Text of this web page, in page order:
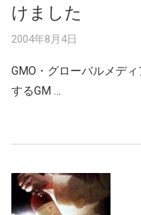
けました
2004年8月4日
GMO・グローバルメデ
するGM …